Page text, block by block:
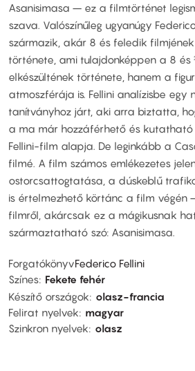
Asanisimasa – ez a filmtörténet
szava. Valószínűleg ugyanúgy
származik, akár 8 és feledik
története, ami tulajdonképpen a 8
elkészültének története, hanem a
atmoszférája is. Fellini analízisbe egy
tanítványhoz járt, aki arra biztatta,
a ma már hozzáférhető és kutatható
Fellini-film alapja. De leginkább a
filmé. A film számos emlékezetes
ostorcsattogtatása, a dúskeblű
is értelmezhető körtánc a film végén
filmről, akárcsak ez a mágikusnak
származtatható szó: Asanisimasa.
ForgatókönyvFederico Fellini
Színes Fekete fehér
Készítő országok
olasz-francia
Felirat nyelvek
magyar
Szinkron nyelvek
olasz